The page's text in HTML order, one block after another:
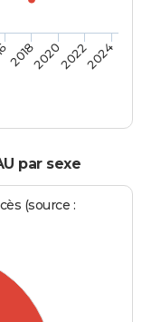
2018202020222024
par sexe
(source :